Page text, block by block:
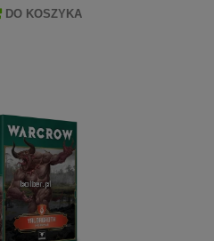
DO KOSZYKA